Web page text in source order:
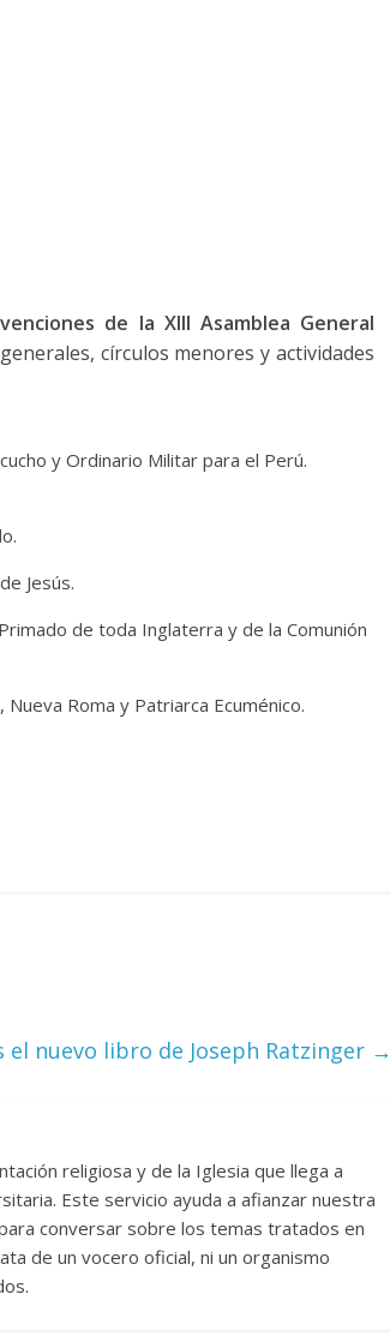
de la XIII Asamblea General
círculos menores y actividades
y Ordinario Militar para el Perú.
Jesús.
de toda Inglaterra y de la Comunión
Roma y Patriarca Ecuménico.
el nuevo libro de Joseph Ratzinger →
religiosa y de la Iglesia que llega a
Este servicio ayuda a afianzar nuestra
conversar sobre los temas tratados en
de un vocero oficial, ni un organismo